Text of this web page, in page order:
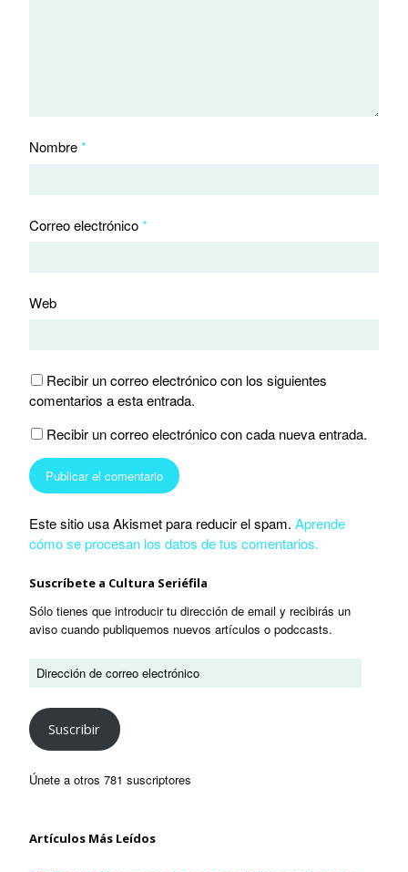
Nombre*
Correo electrónico*
Web
Recibir un correo electrónico con los siguientes
comentarios a esta entrada.
Recibir un correo electrónico con cada nueva entrada.
Este sitio usa Akismet para reducir el spam. Aprende
cómo se procesan los datos de tus comentarios.
Suscríbete a Cultura Seriéfila
Sólo tienes que introducir tu dirección de email y recibirás un
aviso cuando publiquemos nuevos artículos o podccasts.
Suscribir
Únete a otros 781 suscriptores
Artículos Más Leídos